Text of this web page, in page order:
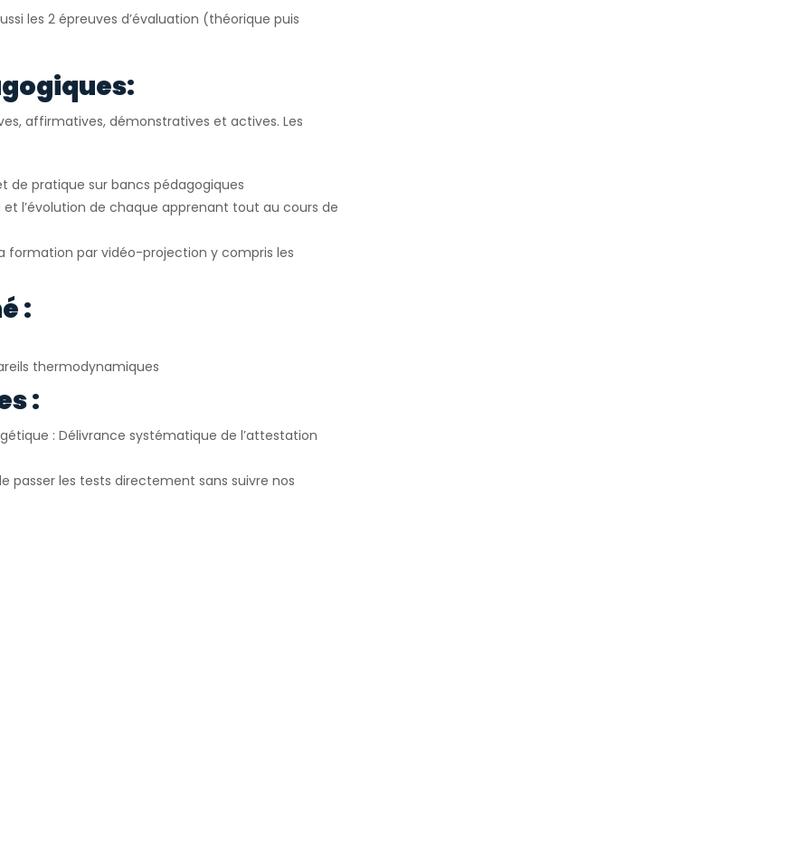
les 2 épreuves d’évaluation (théorique puis
affirmatives, démonstratives et actives. Les
de pratique sur bancs pédagogiques
l’évolution de chaque apprenant tout au cours de
par vidéo-projection y compris les
:
thermodynamiques
:
: Délivrance systématique de l’attestation
passer les tests directement sans suivre nos